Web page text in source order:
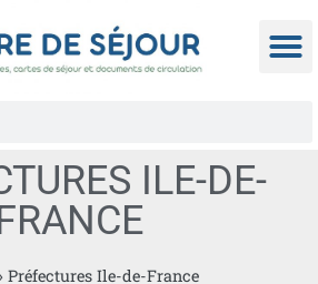
ILE-DE-
Préfectures Ile-de-France